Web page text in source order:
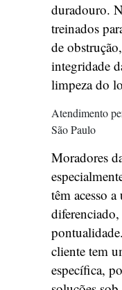
duradouro.
treinados
de
integridade
limpeza do
Atendimento
São Paulo
Moradores
têm acesso
cliente tem
específica,